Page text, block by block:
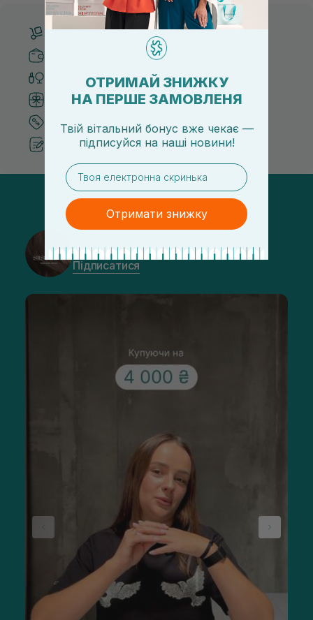
Безкоштовна доставка від 3000 UAH
Безпечні способи оплати
Тільки оригінальна косметика
Система бонусів та лояльності
Кращі ціни та топ товари
Рекомендації від косметологів
Підписатися
ОТРИМАЙ ЗНИЖКУ
НА ПЕРШЕ ЗАМОВЛЕНЯ
Твій вітальний бонус вже чекає —
підписуйся на наші новини!
email
Отримати знижку